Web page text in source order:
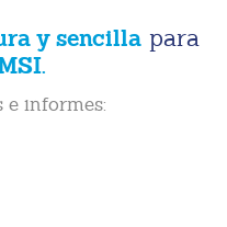
y sencillapara
informes: